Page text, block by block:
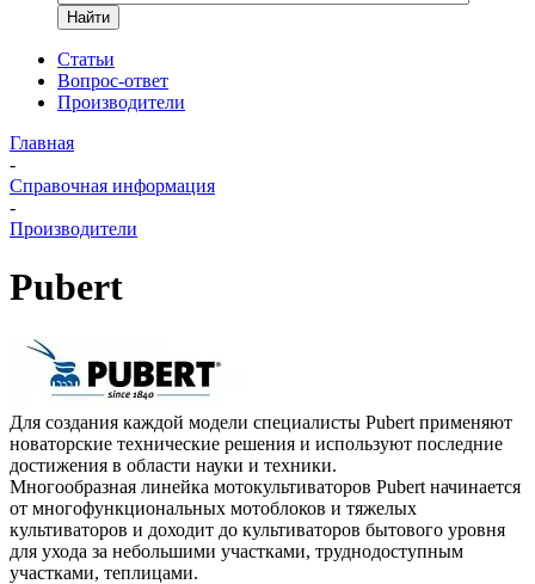
Найти
Статьи
Вопрос-ответ
Производители
Главная
-
Справочная информация
-
Производители
Pubert
Для создания каждой модели специалисты Pubert применяют
новаторские технические решения и используют последние
достижения в области науки и техники.
Многообразная линейка мотокультиваторов Pubert начинается
от многофункциональных мотоблоков и тяжелых
культиваторов и доходит до культиваторов бытового уровня
для ухода за небольшими участками, труднодоступным
участками, теплицами.